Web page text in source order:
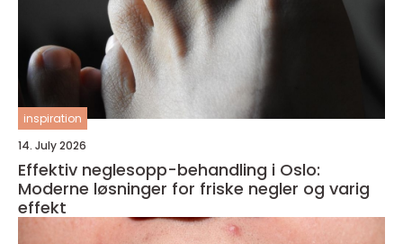
inspiration
14. July 2026
Effektiv neglesopp-behandling i Oslo:
Moderne løsninger for friske negler og varig
effekt